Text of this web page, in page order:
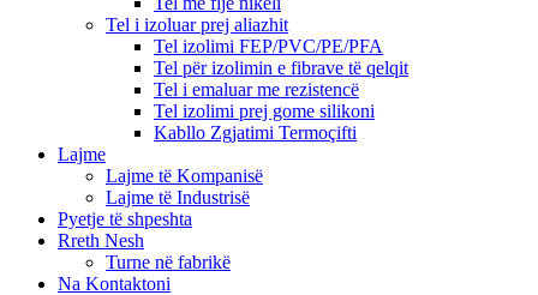
Tel i izoluar prej aliazhit
Tel izolimi FEP/PVC/PE/PFA
Tel për izolimin e fibrave të qelqit
Tel i emaluar me rezistencë
Tel izolimi prej gome silikoni
Kabllo Zgjatimi Termoçifti
Lajme
Lajme të Kompanisë
Lajme të Industrisë
Pyetje të shpeshta
Rreth Nesh
Turne në fabrikë
Na Kontaktoni